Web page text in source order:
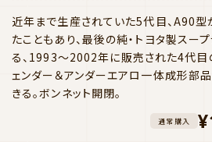
近年まで生産されていた5代目、A90
たこともあり、最後の純・トヨタ製スー
る、1993〜2002年に販売された4代目
ェンダー＆アンダーエアロ一体成形部
きる。ボンネット開閉。
通常購入